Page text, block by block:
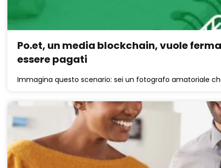
Po.et, un media blockchain, vuole
essere pagati
Immagina questo scenario: sei un fotografo amatoriale